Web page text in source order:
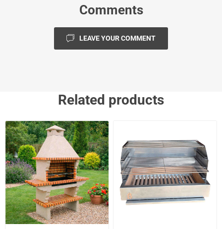
Comments
LEAVE YOUR COMMENT
Related products